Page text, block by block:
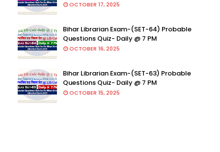
OCTOBER 17, 2025
Bihar Librarian Exam-(SET-64) Probable
Questions Quiz- Daily @ 7 PM
OCTOBER 16, 2025
Bihar Librarian Exam-(SET-63) Probable
Questions Quiz- Daily @ 7 PM
OCTOBER 15, 2025